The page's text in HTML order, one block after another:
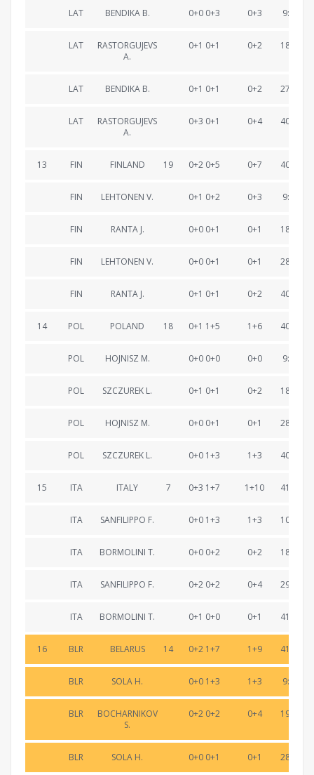
LAT BENDIKA B. 0+0 0+3 0+3 9:57.4
LAT
RASTORGUJEVS
A.
0+1 0+1 0+2 18:25.1
LAT BENDIKA B. 0+1 0+1 0+2 27:54.7
LAT
RASTORGUJEVS
A.
0+3 0+1 0+4 40:20.5
13 FIN FINLAND 19 0+2 0+5 0+7 40:28.2
FIN LEHTONEN V. 0+1 0+2 0+3 9:50.3
FIN RANTA J. 0+0 0+1 0+1 18:20.1
FIN LEHTONEN V. 0+0 0+1 0+1 28:16.3
FIN RANTA J. 0+1 0+1 0+2 40:28.2
14 POL POLAND 18 0+1 1+5 1+6 40:50.1
POL HOJNISZ M. 0+0 0+0 0+0 9:27.7
POL SZCZUREK L. 0+1 0+1 0+2 18:27.7
POL HOJNISZ M. 0+0 0+1 0+1 28:00.9
POL SZCZUREK L. 0+0 1+3 1+3 40:50.1
15 ITA ITALY 7 0+3 1+7 1+10 41:08.6
ITA SANFILIPPO F. 0+0 1+3 1+3 10:18.9
ITA BORMOLINI T. 0+0 0+2 0+2 18:52.2
ITA SANFILIPPO F. 0+2 0+2 0+4 29:06.9
ITA BORMOLINI T. 0+1 0+0 0+1 41:08.6
16 BLR BELARUS 14 0+2 1+7 1+9 41:15.6
BLR SOLA H. 0+0 1+3 1+3 9:59.7
BLR
BOCHARNIKOV
S.
0+2 0+2 0+4 19:10.5
BLR SOLA H. 0+0 0+1 0+1 28:48.0